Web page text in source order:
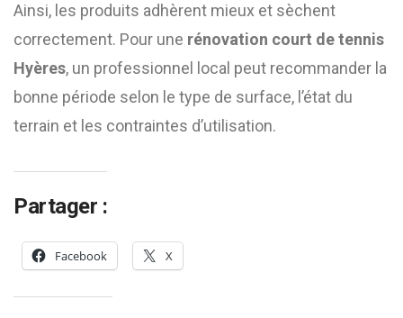
Ainsi, les produits adhèrent mieux et sèchent
correctement. Pour une rénovation court de tennis
Hyères, un professionnel local peut recommander la
bonne période selon le type de surface, l’état du
terrain et les contraintes d’utilisation.
Partager :
Facebook X